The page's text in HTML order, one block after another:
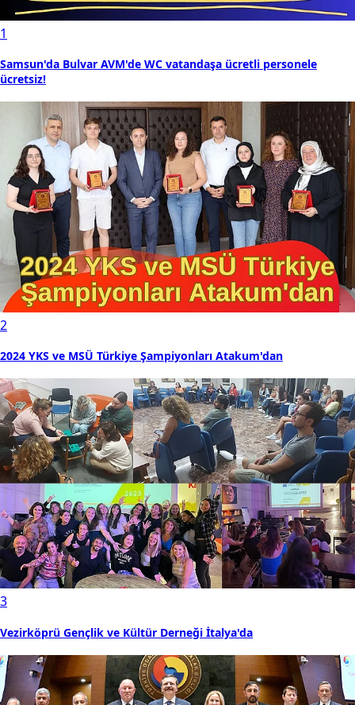
1
Samsun'da Bulvar AVM'de WC vatandaşa ücretli personele
ücretsiz!
2
2024 YKS ve MSÜ Türkiye Şampiyonları Atakum'dan
3
Vezirköprü Gençlik ve Kültür Derneği İtalya'da